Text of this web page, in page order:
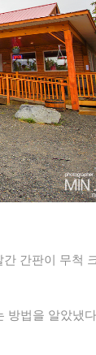
간판이 무척
방법을 알았냈